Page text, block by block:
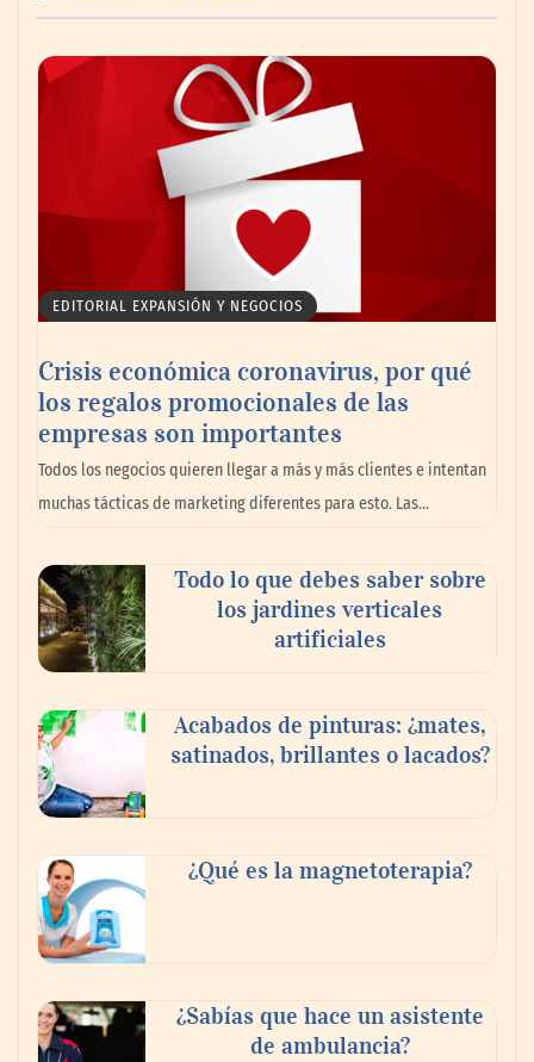
Reforestando con el Corazón regresa a
Sierra de Guadalupe
La cartera vencida hipotecaria aumenta al
doble de velocidad que la cartera sana en
experiencia desde mediodía hasta el
anochecer con cocina abierta
EDITORIAL EXPANSIÓN Y NEGOCIOS
Crisis económica coronavirus, por qué
los regalos promocionales de las
empresas son importantes
Todos los negocios quieren llegar a más y más clientes e intentan
muchas tácticas de marketing diferentes para esto. Las…
Todo lo que debes saber sobre
los jardines verticales
artificiales
Acabados de pinturas: ¿mates,
satinados, brillantes o lacados?
¿Qué es la magnetoterapia?
¿Sabías que hace un asistente
de ambulancia?